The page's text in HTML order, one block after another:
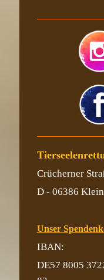
Crücherner
D - 06386
Unser
IBAN:
DE57 8005